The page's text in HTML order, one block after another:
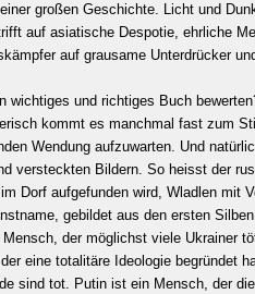
großen Geschichte. Licht und
auf asiatische Despotie, ehrliche
auf grausame Unterdrücker
wichtiges und richtiges Buch
kommt es manchmal fast zum
Wendung aufzuwarten. Und
versteckten Bildern. So heisst der
Dorf aufgefunden wird, Wladlen mit
gebildet aus den ersten
der möglichst viele Ukrainer
eine totalitäre Ideologie begründet
sind tot. Putin ist ein Mensch, der